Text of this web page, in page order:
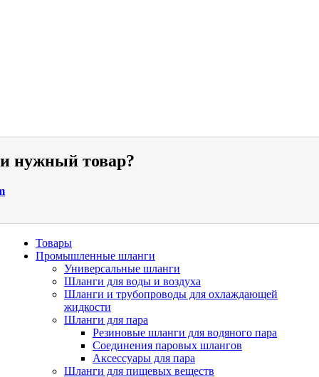
нужный товар?
Товары
Промышленные шланги
Универсальные шланги
Шланги для воды и воздуха
Шланги и трубопроводы для охлаждающей
жидкости
Шланги для пара
Резиновые шланги для водяного пара
Cоединения паровых шлангов
Аксессуары для пара
Шланги для пищевых веществ